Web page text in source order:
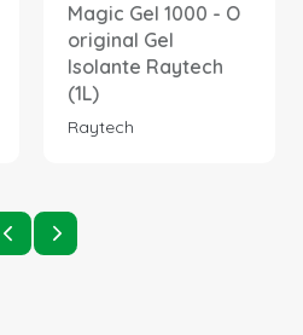
Magic Gel 1000 - O
original Gel
Isolante Raytech
(1L)
Raytech